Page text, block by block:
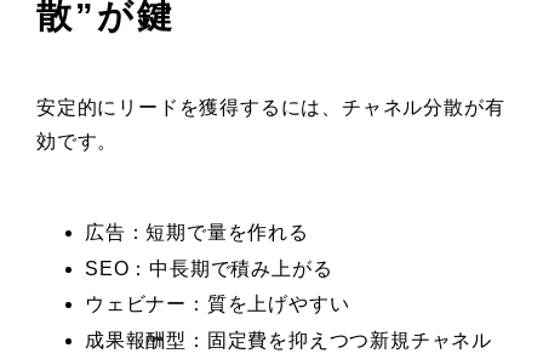
散”が鍵
安定的にリードを獲得するには、チャネル分散が有
効です。
広告：短期で量を作れる
SEO：中長期で積み上がる
ウェビナー：質を上げやすい
成果報酬型：固定費を抑えつつ新規チャネル